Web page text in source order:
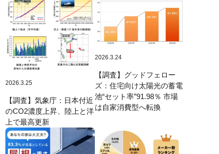
2026.3.25
【調査】気象庁：日本付近
のCO2濃度上昇、陸上と洋
上で最高更新
2026.3.24
【調査】グッドフェロー
ズ：住宅向け太陽光の蓄電
池“セット率”91.98％ 市場
は自家消費型へ転換